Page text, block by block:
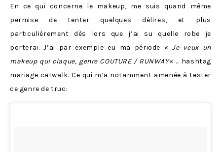
En ce qui concerne le makeup, me suis quand même
permise de tenter quelques délires, et plus
particulièrement dès lors que j’ai su quelle robe je
porterai. J’ai par exemple eu ma période «Je veux un
makeup qui claque, genre COUTURE / RUNWAY« … hashtag
mariage catwalk. Ce qui m’a notamment amenée à tester
ce genre de truc: